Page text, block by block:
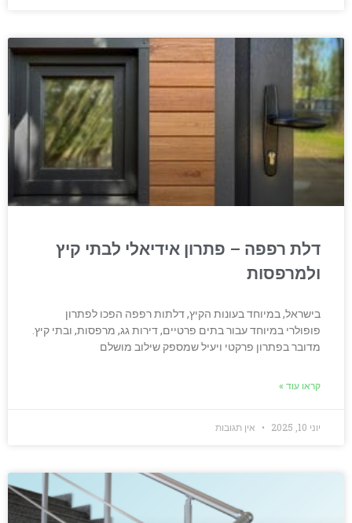
דלת רפפה – פתרון אידיאלי לבתי קיץ
ולמרפסות
בישראל, במיוחד בעונות הקיץ, דלתות רפפה הפכו לפתרון
פופולרי במיוחד עבור בתים פרטיים, דירות גג, מרפסות, ובתי קיץ.
מדובר בפתרון פרקטי ויעיל שמספק שילוב מושלם
קראו עוד »
אין תגובות